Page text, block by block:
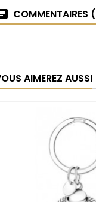
COMMENTAIRES
AIMEREZ AUSSI